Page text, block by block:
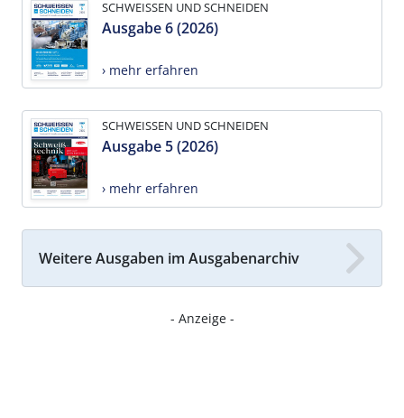
SCHWEISSEN UND SCHNEIDEN
Ausgabe 6 (2026)
› mehr erfahren
SCHWEISSEN UND SCHNEIDEN
Ausgabe 5 (2026)
› mehr erfahren
Weitere Ausgaben im Ausgabenarchiv
- Anzeige -